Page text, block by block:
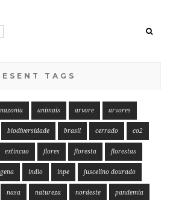
TAGS
animais arvore arvores
biodiversidade brasil cerrado co2
extincao flores floresta florestas
indio inpe juscelino dourado
nasa natureza nordeste pandemia